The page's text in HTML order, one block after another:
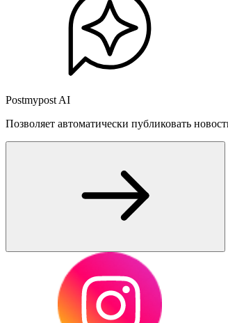
Postmypost AI
Позволяет автоматически публиковать